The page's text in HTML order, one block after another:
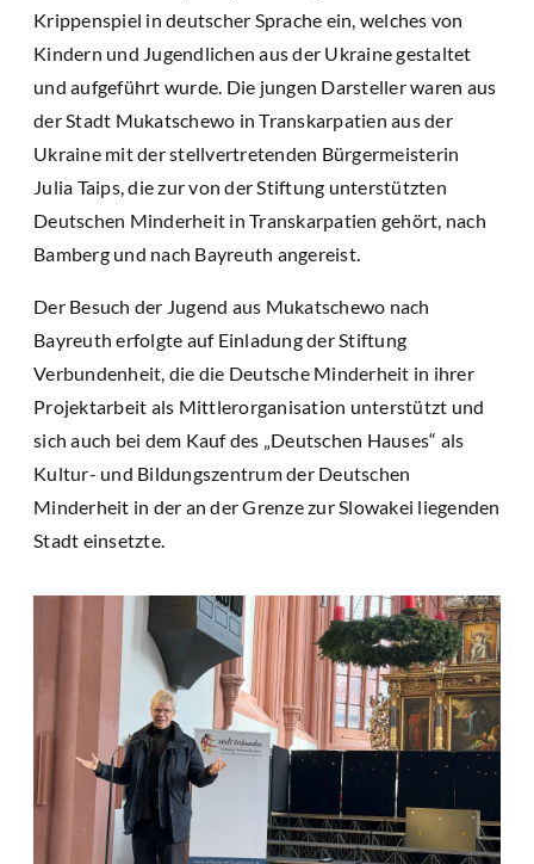
Krippenspiel in deutscher Sprache ein, welches von
Kindern und Jugendlichen aus der Ukraine gestaltet
und aufgeführt wurde. Die jungen Darsteller waren aus
der Stadt Mukatschewo in Transkarpatien aus der
Ukraine mit der stellvertretenden Bürgermeisterin
Julia Taips, die zur von der Stiftung unterstützten
Deutschen Minderheit in Transkarpatien gehört, nach
Bamberg und nach Bayreuth angereist.
Der Besuch der Jugend aus Mukatschewo nach
Bayreuth erfolgte auf Einladung der Stiftung
Verbundenheit, die die Deutsche Minderheit in ihrer
Projektarbeit als Mittlerorganisation unterstützt und
sich auch bei dem Kauf des „Deutschen Hauses“ als
Kultur- und Bildungszentrum der Deutschen
Minderheit in der an der Grenze zur Slowakei liegenden
Stadt einsetzte.